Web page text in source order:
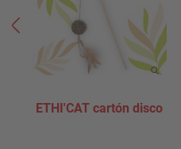
ETHI'CAT cartón disco